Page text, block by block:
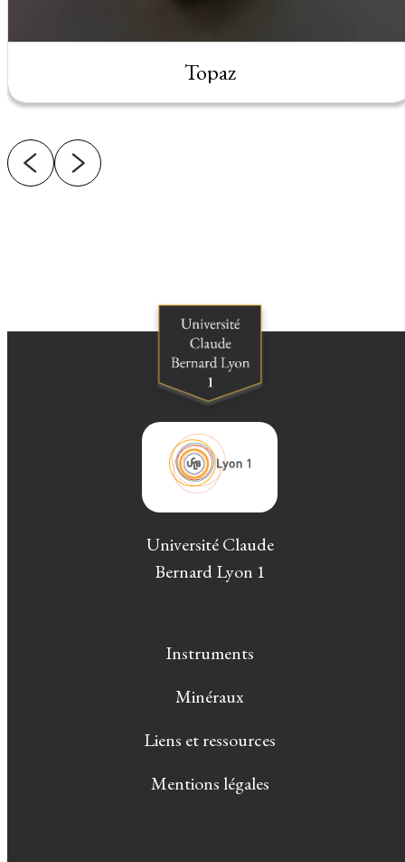
Topaz
Université Claude
Bernard Lyon 1
Instruments
Minéraux
Liens et ressources
Mentions légales